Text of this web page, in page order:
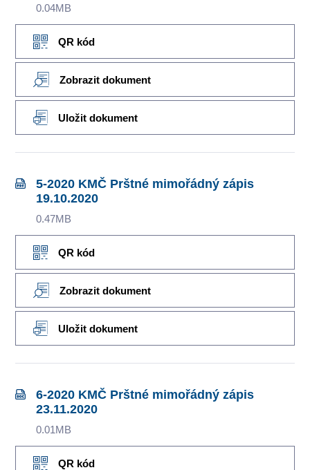
0.04MB
QR kód
Zobrazit dokument
Uložit dokument
5-2020 KMČ Prštné mimořádný zápis
19.10.2020
0.47MB
QR kód
Zobrazit dokument
Uložit dokument
6-2020 KMČ Prštné mimořádný zápis
23.11.2020
0.01MB
QR kód